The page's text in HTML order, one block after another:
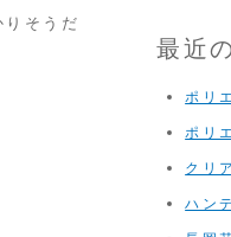
そうだ
最近
ポリ
ポリ
クリ
ハン